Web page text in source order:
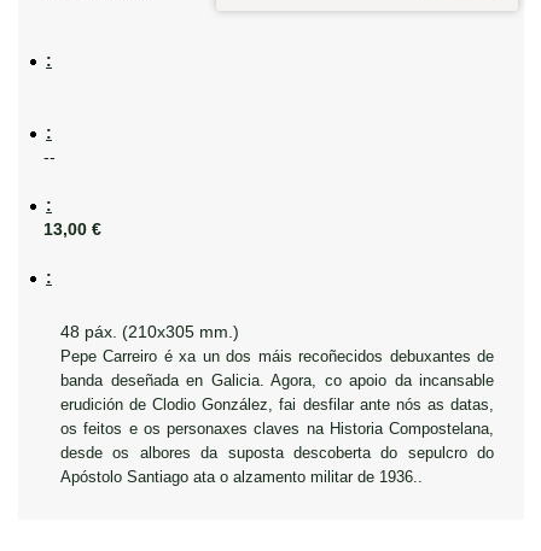
:
:
--
:
13,00 €
:
48 páx. (210x305 mm.)
Pepe Carreiro é xa un dos máis recoñecidos debuxantes de
banda deseñada en Galicia. Agora, co apoio da incansable
erudición de Clodio González, fai desfilar ante nós as datas,
os feitos e os personaxes claves na Historia Compostelana,
desde os albores da suposta descoberta do sepulcro do
Apóstolo Santiago ata o alzamento militar de 1936..